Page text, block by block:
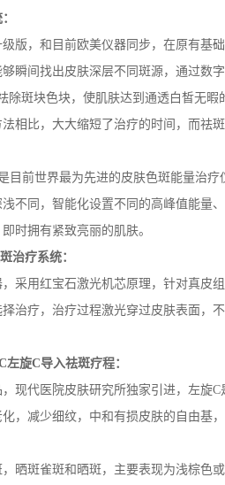
，和目前欧美仪器同步，在原有基
瞬间找出皮肤深层不同斑源，通过数
除斑块色块，使肌肤达到通透白皙无暇
比，大大缩短了治疗的时间，而祛
前世界最为先进的皮肤色斑能量治疗
同，智能化设置不同的高峰值能量
时拥有紧致亮丽的肌肤。
治疗系统：
用红宝石激光机芯原理，针对真皮
治疗，治疗过程激光穿过皮肤表面，
旋C导入祛斑疗程：
代医院皮肤研究所独家引进，左旋C
，减少细纹，中和有损皮肤的自由基
斑雀斑和晒斑，主要表现为浅棕色